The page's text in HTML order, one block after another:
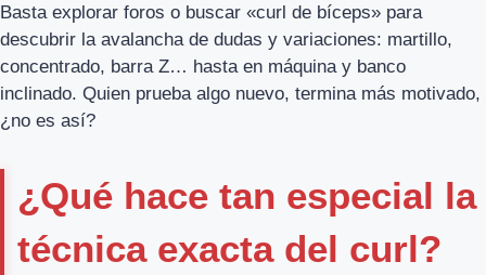
Basta explorar foros o buscar «curl de bíceps» para
descubrir la avalancha de dudas y variaciones: martillo,
concentrado, barra Z… hasta en máquina y banco
inclinado. Quien prueba algo nuevo, termina más motivado,
¿no es así?
¿Qué hace tan especial la
técnica exacta del curl?